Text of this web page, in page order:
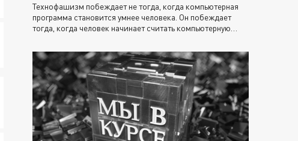
Технофашизм побеждает не тогда, когда компьютерная
программа становится умнее человека. Он побеждает
тогда, когда человек начинает считать компьютерную